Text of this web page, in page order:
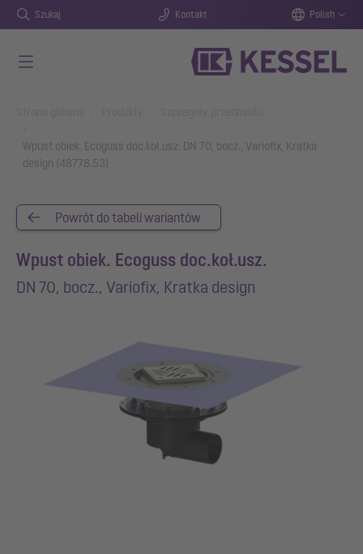
Szukaj Kontakt Polish
Wpust obiek. Ecoguss doc.koł.usz. DN 70, bocz., Variofix, Kratka
design (48778.53)
Powrót do tabeli wariantów
Wpust obiek. Ecoguss doc.koł.usz.
DN 70, bocz., Variofix, Kratka design